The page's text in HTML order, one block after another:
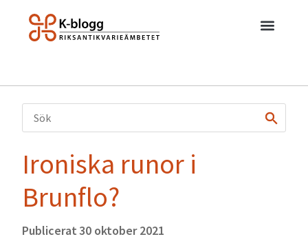
Ironiska runor i
Brunflo?
Publicerat30 oktober 2021